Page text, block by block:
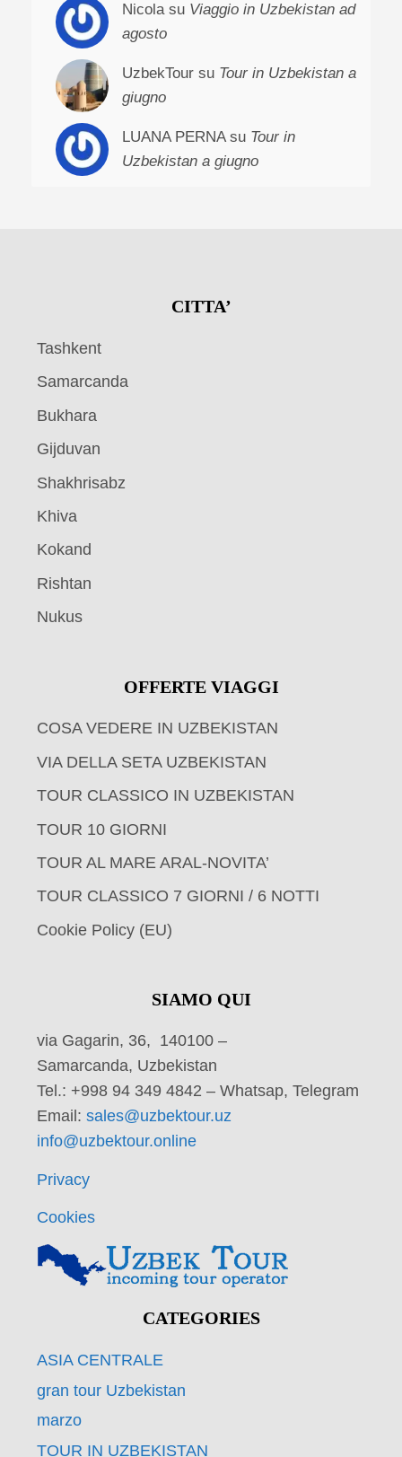
Nicola su Viaggio in Uzbekistan ad
agosto
UzbekTour su Tour in Uzbekistan a
giugno
LUANA PERNA su Tour in
Uzbekistan a giugno
CITTA’
Tashkent
Samarcanda
Bukhara
Gijduvan
Shakhrisabz
Khiva
Kokand
Rishtan
Nukus
OFFERTE VIAGGI
COSA VEDERE IN UZBEKISTAN
VIA DELLA SETA UZBEKISTAN
TOUR CLASSICO IN UZBEKISTAN
TOUR 10 GIORNI
TOUR AL MARE ARAL-NOVITA’
TOUR CLASSICO 7 GIORNI / 6 NOTTI
Cookie Policy (EU)
SIAMO QUI
via Gagarin, 36, 140100 –
Samarcanda, Uzbekistan
Tel.: +998 94 349 4842 – Whatsap, Telegram
Email: sales@uzbektour.uz
info@uzbektour.online
Privacy
Cookies
CATEGORIES
ASIA CENTRALE
gran tour Uzbekistan
marzo
TOUR IN UZBEKISTAN